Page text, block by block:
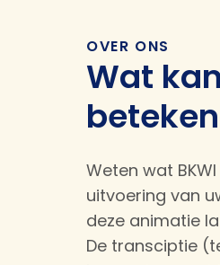
OVER ONS
Wat
Weten wat
uitvoering van
deze animatie
De transciptie